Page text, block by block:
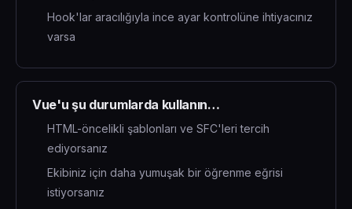
Hook'lar aracılığıyla ince ayar kontrolüne ihtiyacınız
varsa
Vue'u şu durumlarda kullanın…
HTML-öncelikli şablonları ve SFC'leri tercih
ediyorsanız
Ekibiniz için daha yumuşak bir öğrenme eğrisi
istiyorsanız